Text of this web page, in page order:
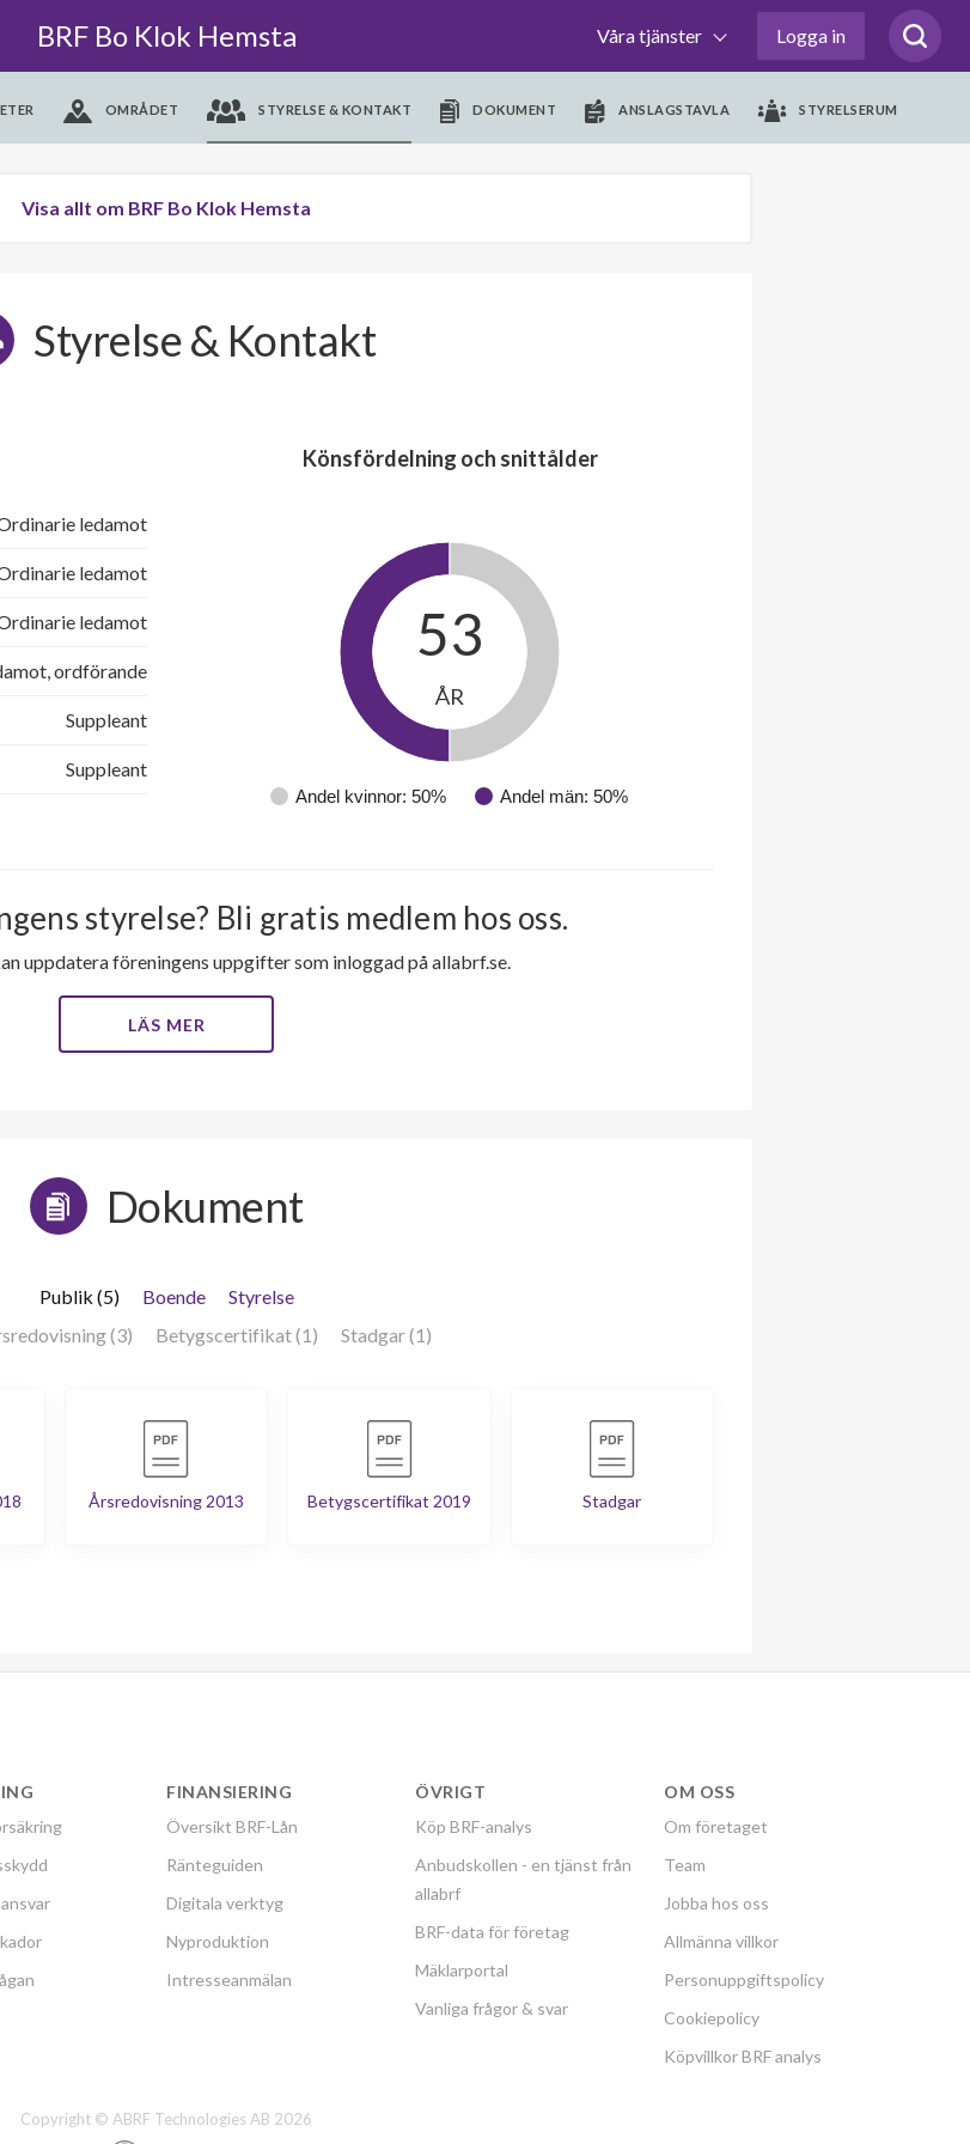
BRF Bo Klok Hemsta Våra tjänster Logga in
OMRÅDET STYRELSE & KONTAKT DOKUMENT ANSLAGSTAVLA STYRELSERUM
Visa allt om BRF Bo Klok Hemsta
Styrelse & Kontakt
ledamot
ledamot
ledamot
ordförande
Suppleant
Suppleant
Könsfördelning och snittålder
Andel kvinnor: 50% Andel män: 50%
53
ÅR
styrelse? Bli gratis medlem hos oss.
uppdatera föreningens uppgifter som inloggad på allabrf.se.
LÄS MER
Dokument
Publik (5) Boende
Styrelse
(3) Betygscertifikat (1) Stadgar (1)
Årsredovisning 2013 Betygscertifikat 2019 Stadgar
FINANSIERING
Översikt BRF-Lån
Ränteguiden
Digitala verktyg
Nyproduktion
Intresseanmälan
ÖVRIGT
Köp BRF-analys
Anbudskollen - en tjänst från
allabrf
BRF-data för företag
Mäklarportal
Vanliga frågor & svar
OM OSS
Om företaget
Team
Jobba hos oss
Allmänna villkor
Personuppgiftspolicy
Cookiepolicy
Köpvillkor BRF analys
Copyright © ABRF Technologies AB 2026